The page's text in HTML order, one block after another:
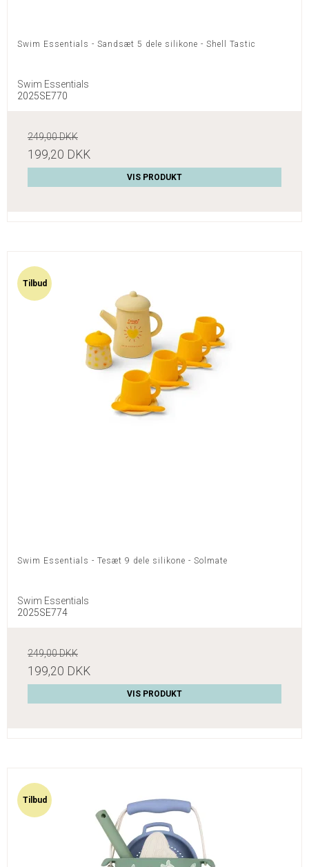
Swim Essentials - Sandsæt 5 dele silikone - Shell Tastic
Swim Essentials
2025SE770
249,00 DKK
199,20 DKK
VIS PRODUKT
Tilbud
Swim Essentials - Tesæt 9 dele silikone - Solmate
Swim Essentials
2025SE774
249,00 DKK
199,20 DKK
VIS PRODUKT
Tilbud